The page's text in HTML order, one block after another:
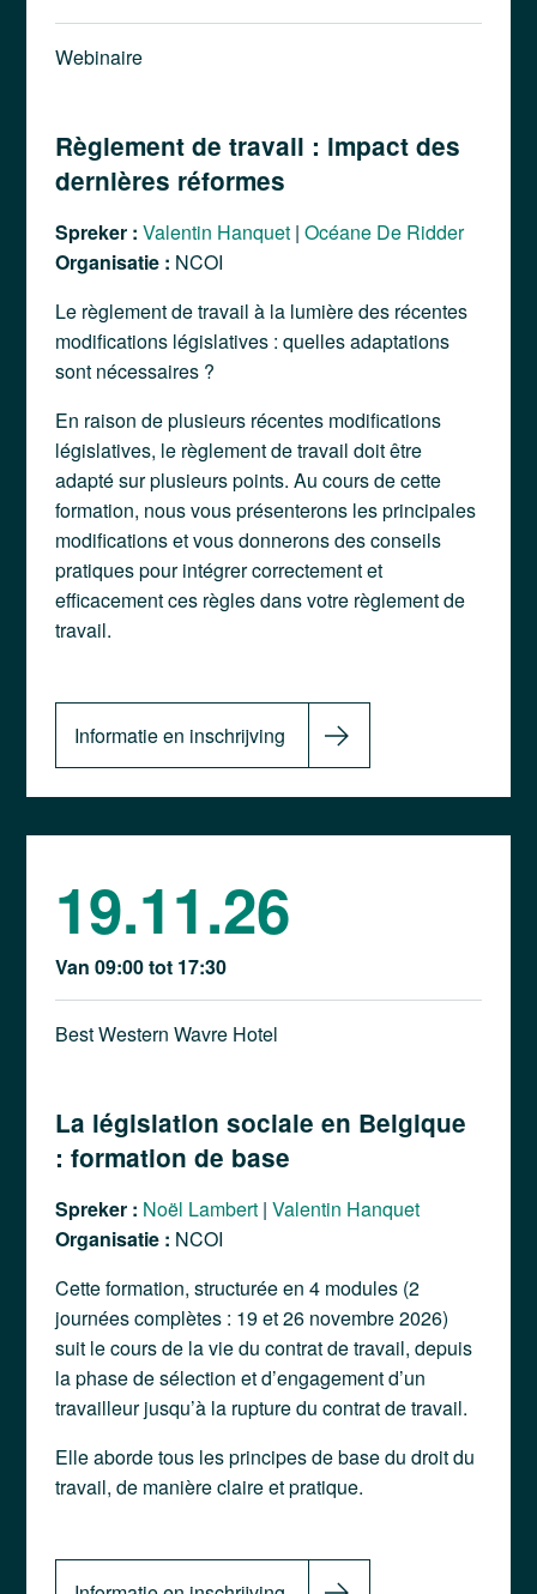
Webinaire
Règlement de travail : impact des
dernières réformes
Spreker :Valentin Hanquet |Océane De Ridder
Organisatie : NCOI
Le règlement de travail à la lumière des récentes
modifications législatives : quelles adaptations
sont nécessaires ?
En raison de plusieurs récentes modifications
législatives, le règlement de travail doit être
adapté sur plusieurs points. Au cours de cette
formation, nous vous présenterons les principales
modifications et vous donnerons des conseils
pratiques pour intégrer correctement et
efficacement ces règles dans votre règlement de
travail.
Informatie en inschrijving
19.11.26
Van 09:00 tot 17:30
Best Western Wavre Hotel
La législation sociale en Belgique
: formation de base
Spreker : Noël Lambert |Valentin Hanquet
Organisatie : NCOI
Cette formation, structurée en 4 modules (2
journées complètes : 19 et 26 novembre 2026)
suit le cours de la vie du contrat de travail, depuis
la phase de sélection et d’engagement d’un
travailleur jusqu’à la rupture du contrat de travail.
Elle aborde tous les principes de base du droit du
travail, de manière claire et pratique.